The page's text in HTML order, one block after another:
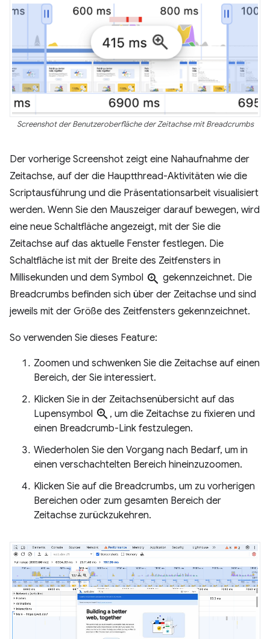
Screenshot der Benutzeroberfläche der Zeitachse mit Breadcrumbs
Der vorherige Screenshot zeigt eine Nahaufnahme der
Zeitachse, auf der die Hauptthread-Aktivitäten wie die
Scriptausführung und die Präsentationsarbeit visualisiert
werden. Wenn Sie den Mauszeiger darauf bewegen, wird
eine neue Schaltfläche angezeigt, mit der Sie die
Zeitachse auf das aktuelle Fenster festlegen. Die
Schaltfläche ist mit der Breite des Zeitfensters in
Millisekunden und dem Symbol zoom_in gekennzeichnet. Die
Breadcrumbs befinden sich über der Zeitachse und sind
jeweils mit der Größe des Zeitfensters gekennzeichnet.
So verwenden Sie dieses Feature:
Zoomen und schwenken Sie die Zeitachse auf einen
Bereich, der Sie interessiert.
Klicken Sie in der Zeitachsenübersicht auf das
Lupensymbol zoom_in , um die Zeitachse zu fixieren und
einen Breadcrumb-Link festzulegen.
Wiederholen Sie den Vorgang nach Bedarf, um in
einen verschachtelten Bereich hineinzuzoomen.
Klicken Sie auf die Breadcrumbs, um zu vorherigen
Bereichen oder zum gesamten Bereich der
Zeitachse zurückzukehren.